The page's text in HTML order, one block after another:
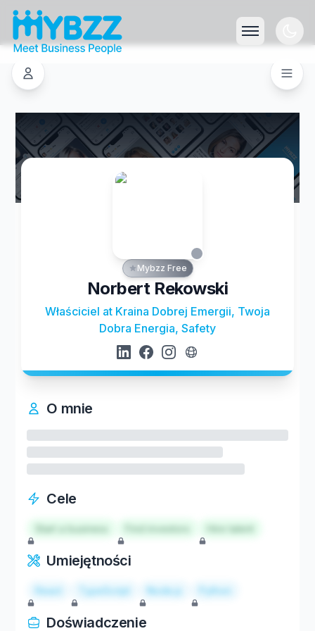
Mybzz Free
Norbert Rekowski
Właściciel at Kraina Dobrej Emergii, Twoja
Dobra Energia, Safety
O mnie
Cele
Start a business Hire talent
Umiejętności
React TypeScript Node.js Python
Doświadczenie